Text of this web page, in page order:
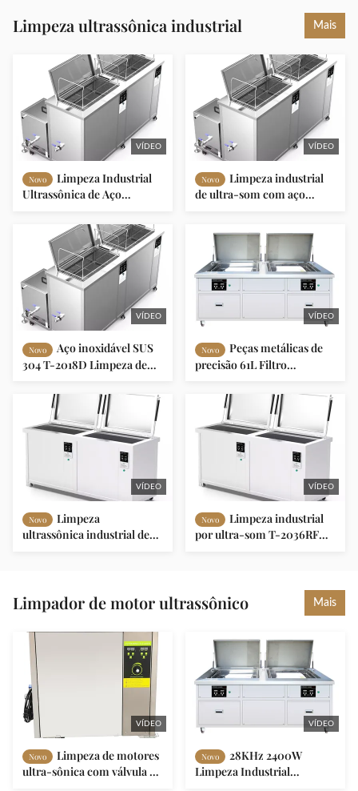
Limpeza ultrassônica industrial Mais
VÍDEO
Novo
Limpeza Industrial
Ultrassônica de Aço
28/40KHz para Limpeza de
Precisão
VÍDEO
Novo
Limpeza industrial
de ultra-som com aço
VÍDEO
Novo
Aço inoxidável SUS
304 T-2018D Limpeza de
ultrasônica 0-1200W 20-
95°C Timer 0-99H
VÍDEO
Novo
Peças metálicas de
precisão 61L Filtro
Limpeza ultrasônica
Sonicador Banho Preço
Motor Peças de bloco
Lavadora
VÍDEO
Novo
Limpeza
ultrassônica industrial de
VÍDEO
Novo
Limpeza industrial
por ultra-som T-2036RF
Limpador de motor ultrassônico Mais
VÍDEO
Novo
Limpeza de motores
ultra-sônica com válvula de
VÍDEO
Novo
28KHz 2400W
Limpeza Industrial